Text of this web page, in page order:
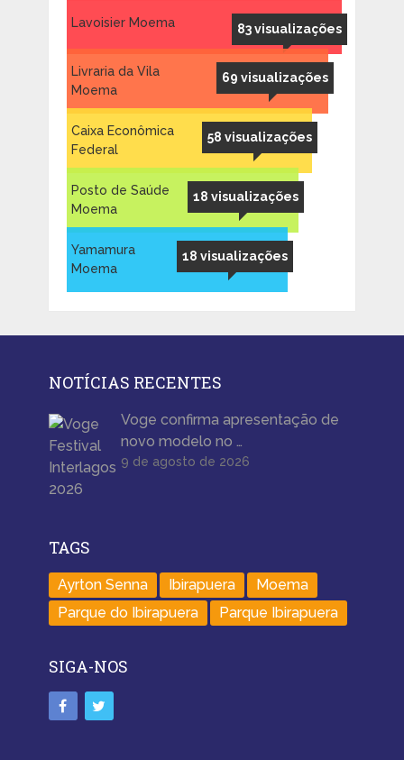
83 visualizações
Lavoisier Moema
69 visualizações
Livraria da Vila
Moema
58 visualizações
Caixa Econômica
Federal
18 visualizações
Posto de Saúde
Moema
18 visualizações
Yamamura
Moema
NOTÍCIAS RECENTES
Voge confirma apresentação de
novo modelo no …
9 de agosto de 2026
TAGS
Ayrton Senna Ibirapuera
Moema
Parque do Ibirapuera
Parque Ibirapuera
SIGA-NOS